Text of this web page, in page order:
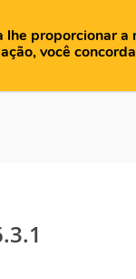
proporcionar a
você